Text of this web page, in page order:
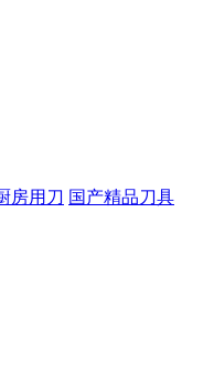
房用刀 国产精品刀具